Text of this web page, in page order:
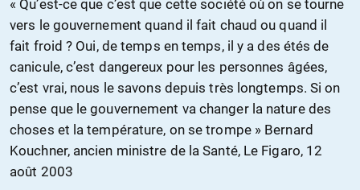
« Qu’est-ce que c’est que cette société où on se tourne
vers le gouvernement quand il fait chaud ou quand il
fait froid ? Oui, de temps en temps, il y a des étés de
canicule, c’est dangereux pour les personnes âgées,
c’est vrai, nous le savons depuis très longtemps. Si on
pense que le gouvernement va changer la nature des
choses et la température, on se trompe » Bernard
Kouchner, ancien ministre de la Santé, Le Figaro, 12
août 2003